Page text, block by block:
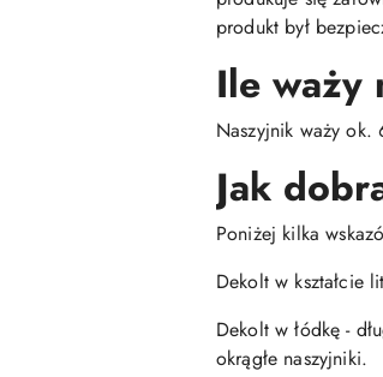
produkt był
Ile waży
Naszyjnik waży ok.
Jak
Poniżej kilka
Dekolt w kształcie
Dekolt w łódkę -
okrągłe naszyjniki.